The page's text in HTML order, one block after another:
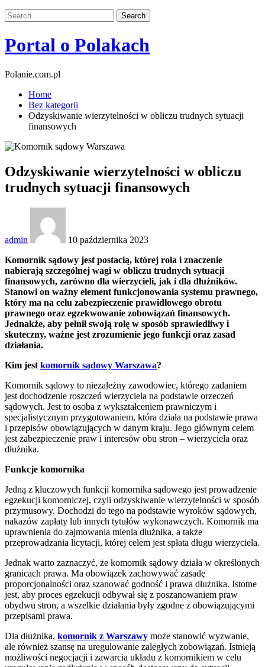
Portal o Polakach
Polanie.com.pl
Home
Bez kategorii
Odzyskiwanie wierzytelności w obliczu trudnych sytuacji
finansowych
Odzyskiwanie wierzytelności w obliczu
trudnych sytuacji finansowych
admin
10 października 2023
Komornik sądowy jest postacią, której rola i znaczenie
nabierają szczególnej wagi w obliczu trudnych sytuacji
finansowych, zarówno dla wierzycieli, jak i dla dłużników.
Stanowi on ważny element funkcjonowania systemu prawnego,
który ma na celu zabezpieczenie prawidłowego obrotu
prawnego oraz egzekwowanie zobowiązań finansowych.
Jednakże, aby pełnił swoją rolę w sposób sprawiedliwy i
skuteczny, ważne jest zrozumienie jego funkcji oraz zasad
działania.
Kim jest komornik sądowy Warszawa?
Komornik sądowy to niezależny zawodowiec, którego zadaniem
jest dochodzenie roszczeń wierzyciela na podstawie orzeczeń
sądowych. Jest to osoba z wykształceniem prawniczym i
specjalistycznym przygotowaniem, która działa na podstawie prawa
i przepisów obowiązujących w danym kraju. Jego głównym celem
jest zabezpieczenie praw i interesów obu stron – wierzyciela oraz
dłużnika.
Funkcje komornika
Jedną z kluczowych funkcji komornika sądowego jest prowadzenie
egzekucji komorniczej, czyli odzyskiwanie wierzytelności w sposób
przymusowy. Dochodzi do tego na podstawie wyroków sądowych,
nakazów zapłaty lub innych tytułów wykonawczych. Komornik ma
uprawnienia do zajmowania mienia dłużnika, a także
przeprowadzania licytacji, której celem jest spłata długu wierzyciela.
Jednak warto zaznaczyć, że komornik sądowy działa w określonych
granicach prawa. Ma obowiązek zachowywać zasadę
proporcjonalności oraz szanować godność i prawa dłużnika. Istotne
jest, aby proces egzekucji odbywał się z poszanowaniem praw
obydwu stron, a wszelkie działania były zgodne z obowiązującymi
przepisami prawa.
Dla dłużnika, komornik z Warszawy może stanowić wyzwanie,
ale również szansę na uregulowanie zaległych zobowiązań. Istnieją
możliwości negocjacji i zawarcia układu z komornikiem w celu